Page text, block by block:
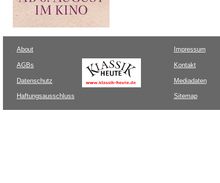
About
AGBs
Datenschutz
Haftungsausschluss
Impressum
Kontakt
Mediadaten
Sitemap